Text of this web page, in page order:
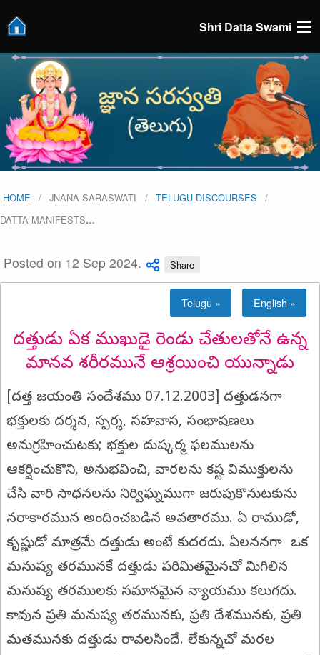
Shri Datta Swami
HOME JNANA SARASWATI
TELUGU DISCOURSES
DATTA MANIFESTS…
Posted on 12 Sep 2024. Share
Telugu » English »
దత్తుడు ఏక ముఖుడై రెండు చేతులతోనే ఉన్న
మానవ శరీరమునే ఆశ్రయించి యున్నాడు
[దత్త జయంతి సందేశము 07.12.2003] దత్తుడనగా
భక్తులకు దర్శన, స్పర్శ, సహవాస, సంభాషణలు
అనుగ్రహించుటకు; భక్తుల దుష్కర్మ ఫలములను
ఆకర్షించుకొని, అనుభవించి, వారలను కష్ట విముక్తులను
చేసి వారి సాధనలను నిర్విఘ్నముగా జరుపుకొనుటకును
నరాకారమున అందించబడిన అవతారము. ఏ రాముడో,
కృష్ణుడో మాత్రమే దత్తుడు అంటే కుదరదు. ఏలననగా ఒక
మనుష్య తరమునకే దత్తుడు పరిమితమైనచో మిగిలిన
మనుష్య తరములకు సమానమైన న్యాయము కలుగదు.
కావున ప్రతి మనుష్య తరమునకు, ప్రతి దేశమునకు, ప్రతి
మతమునకు దత్తుడు రావలసిందే. లేకున్నచో మరల